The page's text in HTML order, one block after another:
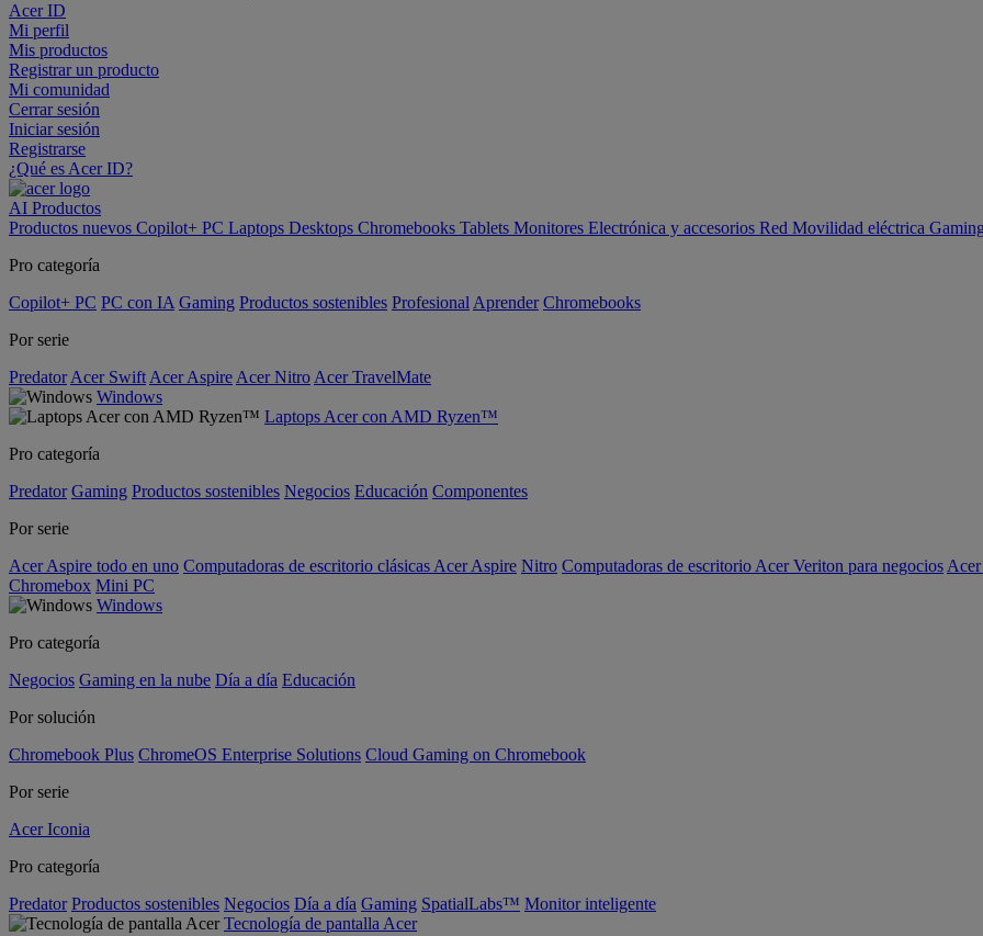
Acer ID
Mi perfil
Mis productos
Registrar un producto
Mi comunidad
Cerrar sesión
Iniciar sesión
Registrarse
¿Qué es Acer ID?
AI Productos
Productos nuevos Copilot+ PC Laptops Desktops Chromebooks Tablets Monitores Electrónica y accesorios Red Movilidad eléctrica
Pro categoría
Copilot+ PC PC con IA Gaming Productos sostenibles Profesional Aprender Chromebooks
Por serie
Predator Acer Swift Acer Aspire Acer Nitro Acer TravelMate
Windows
Laptops Acer con AMD Ryzen™
Pro categoría
Predator Gaming Productos sostenibles Negocios Educación Componentes
Por serie
Acer Aspire todo en uno Computadoras de escritorio clásicas Acer Aspire Nitro Computadoras de escritorio Acer Veriton para negocios
Chromebox Mini PC
Windows
Pro categoría
Negocios Gaming en la nube Día a día Educación
Por solución
Chromebook Plus ChromeOS Enterprise Solutions Cloud Gaming on Chromebook
Por serie
Acer Iconia
Pro categoría
Predator Productos sostenibles Negocios Día a día Gaming SpatialLabs™ Monitor inteligente
Tecnología de pantalla Acer